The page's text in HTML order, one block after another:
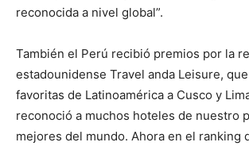
reconocida a nivel global”.
También el Perú recibió premios por la
estadounidense Travel anda Leisure,
favoritas de Latinoamérica a Cusco y
reconoció a muchos hoteles de nuestro
mejores del mundo. Ahora en el ranking